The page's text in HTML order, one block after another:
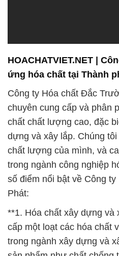
Công ty Hóa chất Đắc
chuyên cung cấp và phân
chất chất lượng cao, đặc
dựng và xây lắp. Chúng
chất lượng của mình, và
trong ngành công nghiệp
số điểm nổi bật về Công
Phát:
**1. Hóa chất xây dựng và
cấp một loạt các hóa chất
trong ngành xây dựng và
sản phẩm như chất chống
nhiều sản phẩm hóa chất
tầm quan trọng của những
đảm bảo tính an toàn và
xây dựng.